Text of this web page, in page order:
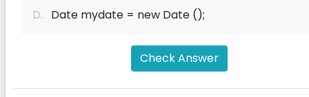
D. Date mydate = new Date ();
Check Answer